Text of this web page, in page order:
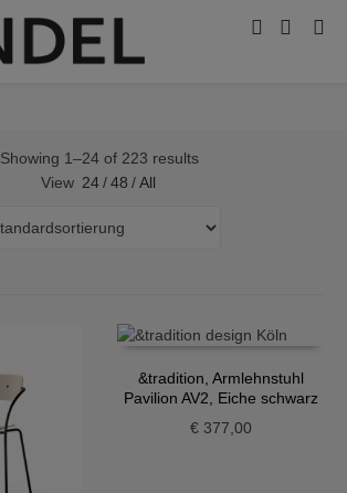
Showing 1–24 of 223 results
View 24 / 48 / All
&tradition, Armlehnstuhl
Pavilion AV2, Eiche schwarz
€ 377,00